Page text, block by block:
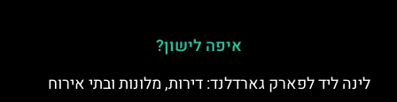
איפה לישון?
לינה ליד לפארק גארדלנד: דירות, מלונות ובתי אירוח